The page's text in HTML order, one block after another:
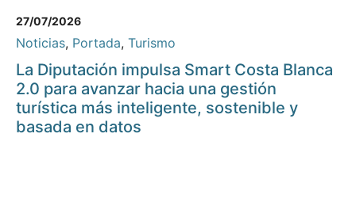
27/07/2026
Noticias, Portada, Turismo
La Diputación impulsa Smart Costa Blanca
2.0 para avanzar hacia una gestión
turística más inteligente, sostenible y
basada en datos